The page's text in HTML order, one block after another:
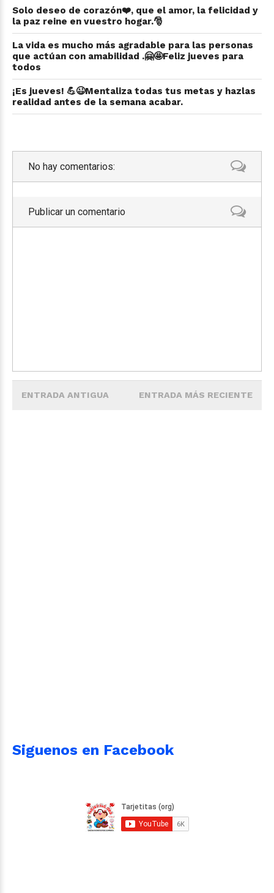
Solo deseo de corazón❤️, que el amor, la felicidad y
la paz reine en vuestro hogar.🎅
La vida es mucho más agradable para las personas
que actúan con amabilidad .🤗🤩Feliz jueves para
todos
¡Es jueves! 💪😉Mentaliza todas tus metas y hazlas
realidad antes de la semana acabar.
No hay comentarios:
Publicar un comentario
ENTRADA MÁS RECIENTE
ENTRADA ANTIGUA
Siguenos en Facebook